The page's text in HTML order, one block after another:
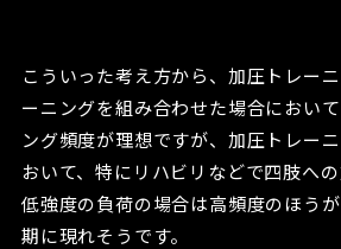
こういった考え方から、加圧トレー
ーニングを組み合わせた場合におい
ング頻度が理想ですが、加圧トレー
おいて、特にリハビリなどで四肢へ
低強度の負荷の場合は高頻度のほう
期に現れそうです。